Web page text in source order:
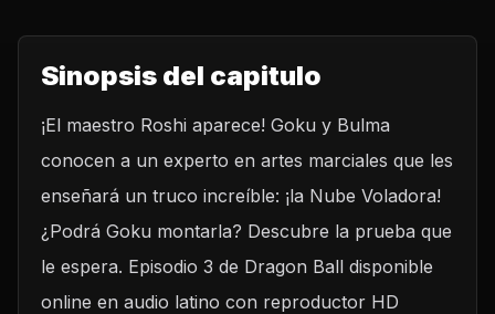
Sinopsis del capitulo
¡El maestro Roshi aparece! Goku y Bulma
conocen a un experto en artes marciales que les
enseñará un truco increíble: ¡la Nube Voladora!
¿Podrá Goku montarla? Descubre la prueba que
le espera. Episodio 3 de Dragon Ball disponible
online en audio latino con reproductor HD